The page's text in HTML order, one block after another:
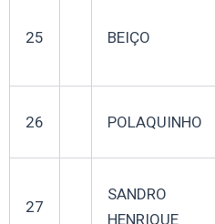
25 BEIÇO
26 POLAQUINHO
27
SANDRO
HENRIQUE